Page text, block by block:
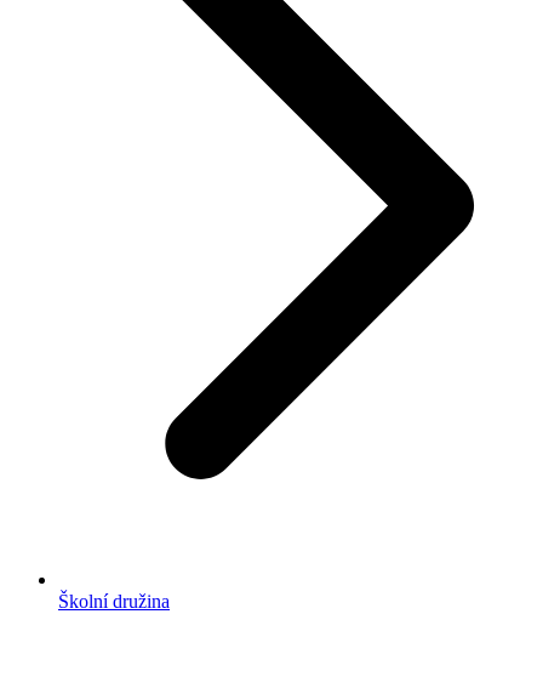
Školní družina